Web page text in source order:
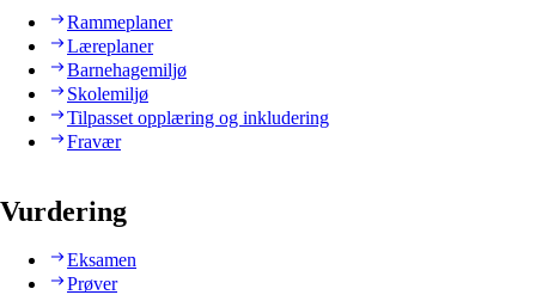
Rammeplaner
Læreplaner
Barnehagemiljø
Skolemiljø
Tilpasset opplæring og inkludering
Fravær
Vurdering
Eksamen
Prøver